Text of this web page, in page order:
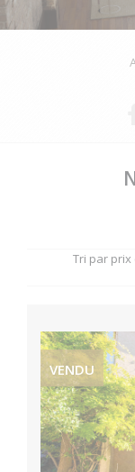
Tri par
VENDU